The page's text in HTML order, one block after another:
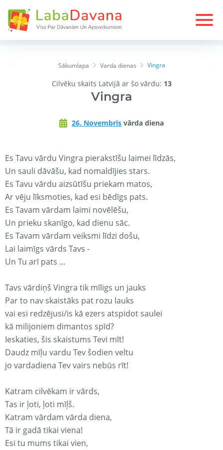
Sākumlapa Varda dienas Vingra
Cilvēku skaits Latvijā ar šo vārdu: 13
Vingra
26. Novembris vārda diena
Es Tavu vārdu Vingra pierakstīšu laimei līdzās,
Un sauli dāvāšu, kad nomaldījies stars.
Es Tavu vārdu aizsūtīšu priekam matos,
Ar vēju līksmoties, kad esi bēdīgs pats.
Es Tavam vārdam laimi novēlēšu,
Un prieku skanīgo, kad dienu sāc.
Es Tavam vārdam veiksmi līdzi došu,
Lai laimīgs vārds Tavs -
Un Tu arī pats ...
Tavs vārdiņš Vingra tik mīligs un jauks
Par to nav skaistāks pat rozu lauks
vai esi redzējusi/is kā ezers atspidot saulei
kā milijoniem dimantos spīd?
Ieskaties, šis skaistums Tevi mīt!
Daudz mīļu vardu Tev šodien veltu
jo vardadiena Tev vairs nebūs rīt!
Katram cilvēkam ir vārds,
Tas ir ļoti, ļoti mīļš.
Katram vārdam vārda diena,
Tā ir gadā tikai viena!
Esi tu mums tikai vien,